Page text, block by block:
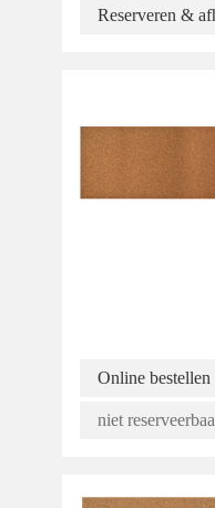
Reserveren &
Online bestellen
niet